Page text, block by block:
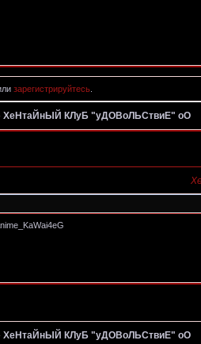
зарегистрируйтесь.
ХеНтаЙнЫЙ КЛуБ "уДОВоЛЬСтвиЕ" оО
ХеНтаЙнЫЙ КЛуБ "уДОВоЛЬСтвиЕ" оО